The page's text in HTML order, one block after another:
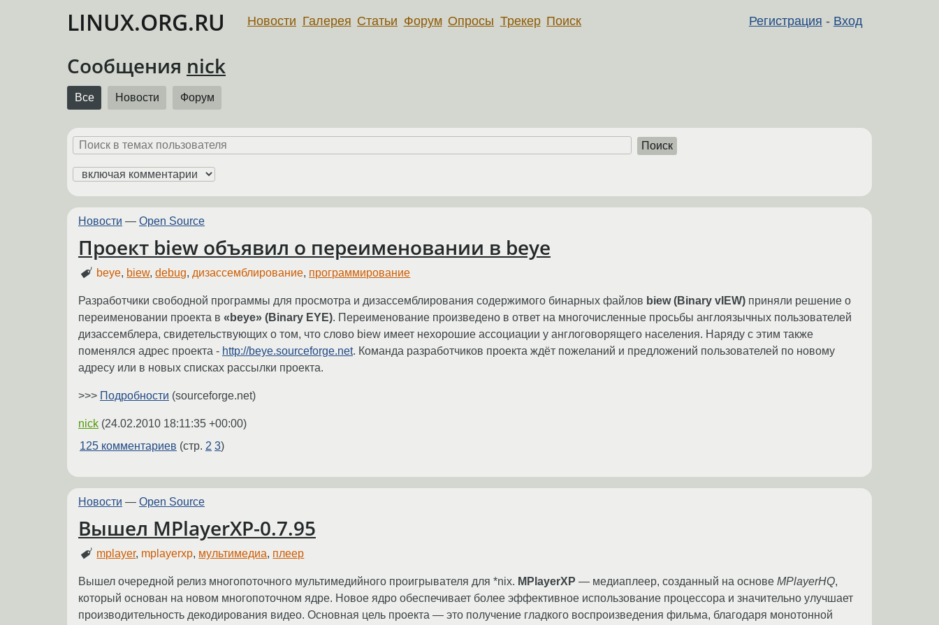
LINUX.ORG.RU Регистрация - Вход
Новости Галерея Статьи Форум Опросы Трекер Поиск
Сообщения nick
Все Новости Форум
Поиск
Новости — Open Source
Проект biew объявил о переименовании в beye
beye, biew,debug, дизассемблирование, программирование
Разработчики свободной программы для просмотра и дизассемблирования содержимого бинарных файлов biew (Binary vIEW) приняли решение о
переименовании проекта в «beye» (Binary EYE). Переименование произведено в ответ на многочисленные просьбы англоязычных пользователей
дизассемблера, свидетельствующих о том, что слово biew имеет нехорошие ассоциации у англоговорящего населения. Наряду с этим также
поменялся адрес проекта - http://beye.sourceforge.net. Команда разработчиков проекта ждёт пожеланий и предложений пользователей по новому
адресу или в новых списках рассылки проекта.
>>> Подробности (sourceforge.net)
nick (24.02.2010 18:11:35 +00:00)
125 комментариев (стр. 2 3)
Новости — Open Source
Вышел MPlayerXP-0.7.95
mplayer, mplayerxp, мультимедиа, плеер
Вышел очередной релиз многопоточного мультимедийного проигрывателя для *nix. MPlayerXP — медиаплеер, созданный на основе MPlayerHQ,
который основан на новом многопоточном ядре. Новое ядро обеспечивает более эффективное использование процессора и значительно улучшает
производительность декодирования видео. Основная цель проекта — это получение гладкого воспроизведения фильма, благодаря монотонной